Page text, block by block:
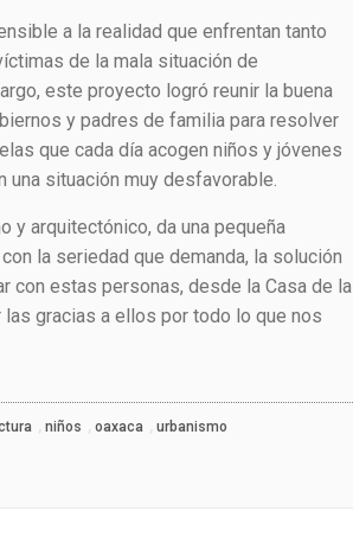
a la realidad que enfrentan tanto
de la mala situación de
este proyecto logró reunir la buena
y padres de familia para resolver
que cada día acogen niños y jóvenes
una situación muy desfavorable.
y arquitectónico, da una pequeña
la seriedad que demanda, la solución
con estas personas, desde la Casa de la
gracias a ellos por todo lo que nos
niños oaxaca
urbanismo